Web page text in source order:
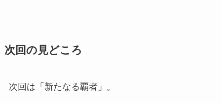
次回の見どころ
次回は「新たなる覇者」。